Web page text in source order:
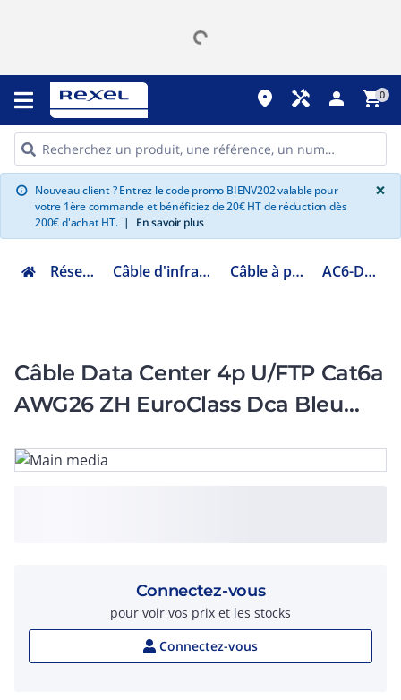
place handyman person shopping_cart0
info Nouveau client ? Entrez le code promo BIENV202 valable pour
votre 1ère commande et bénéficiez de 20€ HT de réduction dès
200€ d'achat HT. | En savoir plus
×
Réseau informatique Câble d'infrastructure LAN cuivre et fibre Câble à paire cuivre réseau LAN AC6-DCZ-DCA-1000BUST
Câble Data Center 4p U/FTP Cat6a
AWG26 ZH EuroClass Dca Bleu
Connectez-vous
pour voir vos prix et les stocks
Connectez-vous